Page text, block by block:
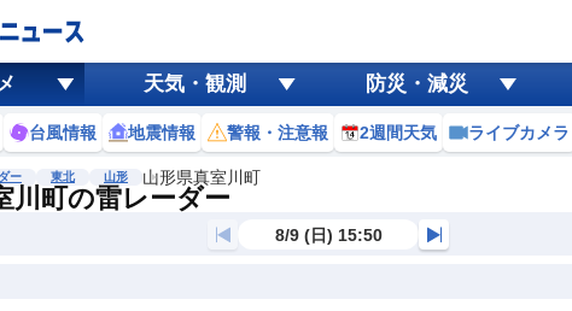
天気・観測 防災・減災
台風情報 地震情報 警報・注意報 2週間天気 ライブカメラ
ー 東北 山形 山形県真室川町
川町の雷レーダー
8/9 (日) 15:50